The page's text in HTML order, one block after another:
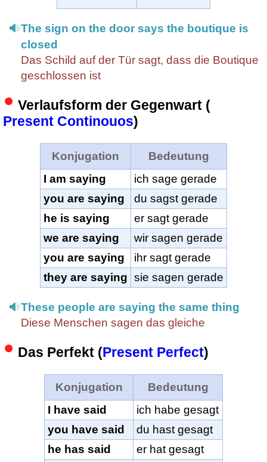
The sign on the door says the boutique is
closed
Das Schild auf der Tür sagt, dass die Boutique
geschlossen ist
Verlaufsform der Gegenwart (
Present Continouos)
Konjugation
Bedeutung
I am saying
ich sage gerade
you are saying
du sagst gerade
he is saying
er sagt gerade
we are saying
wir sagen gerade
you are saying
ihr sagt gerade
they are saying sie sagen gerade
These people are saying the same thing
Diese Menschen sagen das gleiche
Das Perfekt (Present Perfect)
Konjugation
Bedeutung
I have said
ich habe gesagt
you have said
du hast gesagt
he has said
er hat gesagt